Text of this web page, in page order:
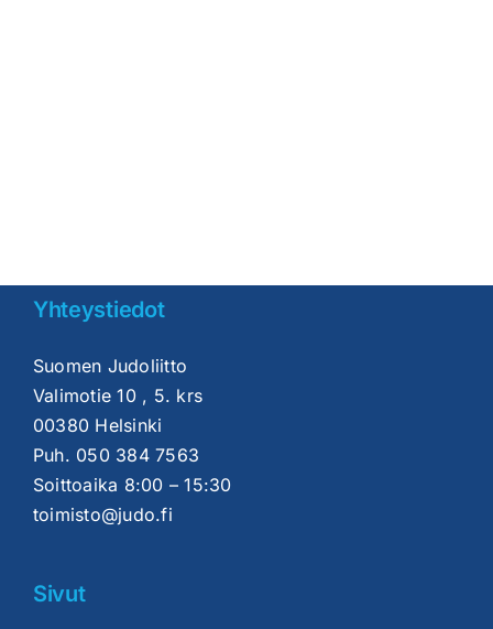
Yhteystiedot
Suomen Judoliitto
Valimotie 10 , 5. krs
00380 Helsinki
Puh. 050 384 7563
Soittoaika 8:00 – 15:30
toimisto@judo.fi
Sivut